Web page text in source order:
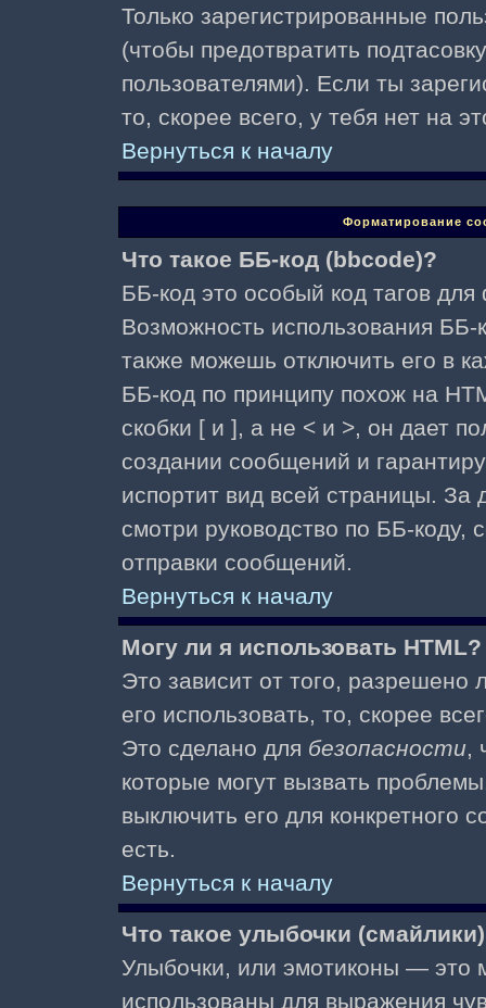
Только зарегистрированные
(чтобы предотвратить
пользователями). Если ты
то, скорее всего, у тебя нет на
Вернуться к началу
Форматирование
Что такое ББ-код (bbcode)?
ББ-код это особый код тагов
Возможность использования
также можешь отключить его в
ББ-код по принципу похож на
скобки [ и ], а не < и >, он дает
создании сообщений и
испортит вид всей страницы.
смотри руководство по ББ-коду,
отправки сообщений.
Вернуться к началу
Могу ли я использовать HTML?
Это зависит от того,
его использовать, то, скорее
Это сделано для безопасности,
которые могут вызвать
выключить его для конкретного
есть.
Вернуться к началу
Что такое улыбочки
Улыбочки, или эмотиконы — это
использованы для выражения